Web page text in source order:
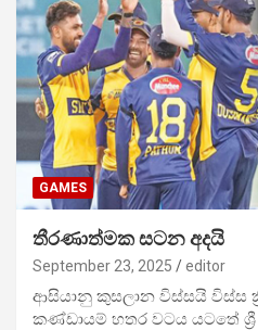
GAMES
තීරණාත්මක සටන අදයි
September 23, 2025 editor
ආසියානු කුසලාන විස්සයි විස්ස
කණ්ඩායම් හතර වටය යටතේ ශ්‍රී